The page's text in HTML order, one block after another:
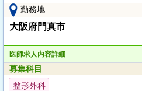
勤務地
大阪府門真市
医師求人内容詳細
募集科目
整形外科